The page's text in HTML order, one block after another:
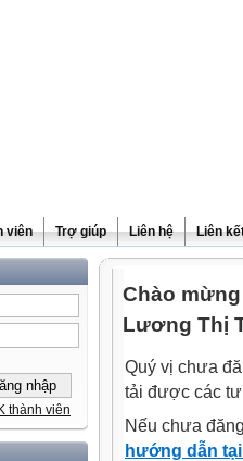
viên Trợ giúp Liên hệ Liên
thành viên
Chào
Lương Thị
Quý vị chưa
tải được các
Nếu chưa
hướng dẫn